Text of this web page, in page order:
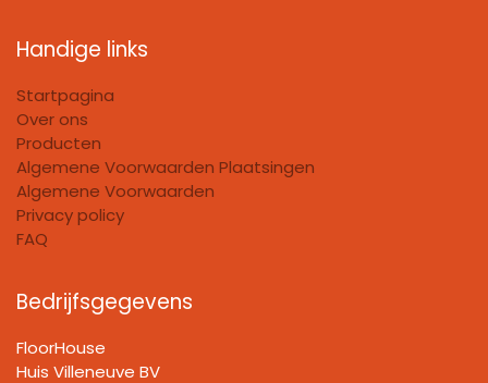
Handige links
Startpagina
Over ons
Producten
Algemene Voorwaarden Plaatsingen
Algemene Voorwaarden
Privacy policy
FAQ
Bedrijfsgegevens
FloorHouse
Huis Villeneuve BV​